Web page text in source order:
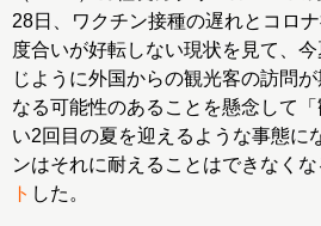
28日、ワクチン接種の遅れとコロ
度合いが好転しない現状を見て、
じように外国からの観光客の訪問が
なる可能性のあることを懸念して
い2回目の夏を迎えるような事態に
ンはそれに耐えることはできなくな
ト した。